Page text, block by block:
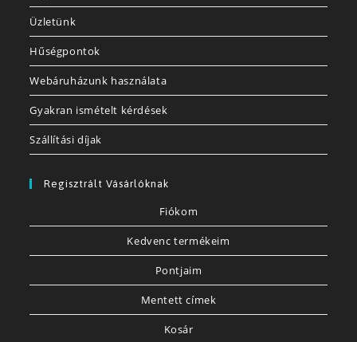
Üzletünk
Hűségpontok
Webáruházunk használata
Gyakran ismételt kérdések
Szállítási díjak
Regisztrált Vásárlóknak
Fiókom
Kedvenc termékeim
Pontjaim
Mentett címek
Kosár